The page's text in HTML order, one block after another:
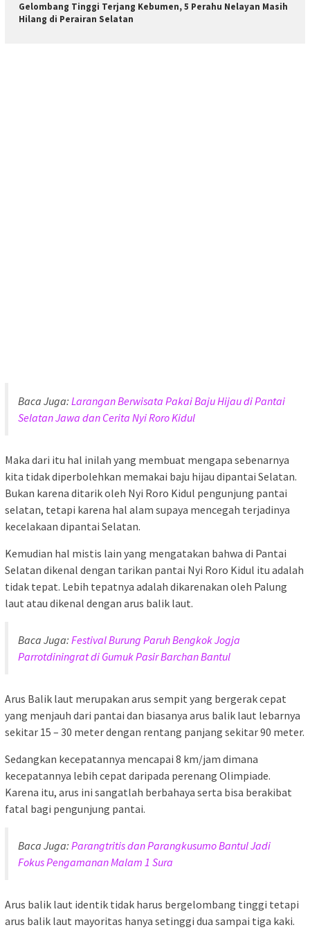
Gelombang Tinggi Terjang Kebumen, 5 Perahu Nelayan Masih
Hilang di Perairan Selatan
Baca Juga: Larangan Berwisata Pakai Baju Hijau di Pantai
Selatan Jawa dan Cerita Nyi Roro Kidul
Maka dari itu hal inilah yang membuat mengapa sebenarnya
kita tidak diperbolehkan memakai baju hijau dipantai Selatan.
Bukan karena ditarik oleh Nyi Roro Kidul pengunjung pantai
selatan, tetapi karena hal alam supaya mencegah terjadinya
kecelakaan dipantai Selatan.
Kemudian hal mistis lain yang mengatakan bahwa di Pantai
Selatan dikenal dengan tarikan pantai Nyi Roro Kidul itu adalah
tidak tepat. Lebih tepatnya adalah dikarenakan oleh Palung
laut atau dikenal dengan arus balik laut.
Baca Juga: Festival Burung Paruh Bengkok Jogja
Parrotdiningrat di Gumuk Pasir Barchan Bantul
Arus Balik laut merupakan arus sempit yang bergerak cepat
yang menjauh dari pantai dan biasanya arus balik laut lebarnya
sekitar 15 – 30 meter dengan rentang panjang sekitar 90 meter.
Sedangkan kecepatannya mencapai 8 km/jam dimana
kecepatannya lebih cepat daripada perenang Olimpiade.
Karena itu, arus ini sangatlah berbahaya serta bisa berakibat
fatal bagi pengunjung pantai.
Baca Juga: Parangtritis dan Parangkusumo Bantul Jadi
Fokus Pengamanan Malam 1 Sura
Arus balik laut identik tidak harus bergelombang tinggi tetapi
arus balik laut mayoritas hanya setinggi dua sampai tiga kaki.